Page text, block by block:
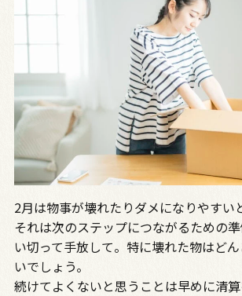
2月は物事が壊れたりダメになりやすい
それは次のステップにつながるための
い切って手放して。特に壊れた物はど
いでしょう。
続けてよくないと思うことは早めに清算